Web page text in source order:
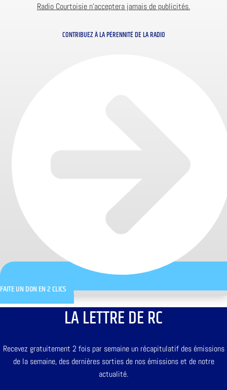
Radio Courtoisie n’acceptera jamais de publicités.
CONTRIBUEZ À LA PÉRENNITÉ DE LA RADIO
FAITE UN DON EN 2 CLICS
LA LETTRE DE RC
Recevez gratuitement 2 fois par semaine un récapitulatif des émissions
de la semaine, des dernières sorties de nos émissions et de notre
actualité.